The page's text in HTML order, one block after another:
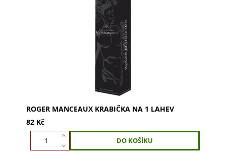
Exkluzivní krabička ROGER MANCEAUX pro 1 lahev.
Dokonalá ochrana a styl pro vaše vzácné víno,
šampaňské či destilát. Dodejte daru punc...
ROGER MANCEAUX KRABIČKA NA 1 LAHEV
82 Kč